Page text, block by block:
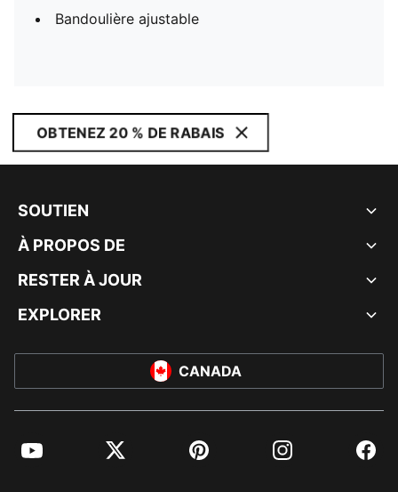
Bandoulière ajustable
OBTENEZ 20 % DE RABAIS
SOUTIEN
À PROPOS DE
RESTER À JOUR
EXPLORER
CANADA
YouTube Twitter Pinterest Instagram